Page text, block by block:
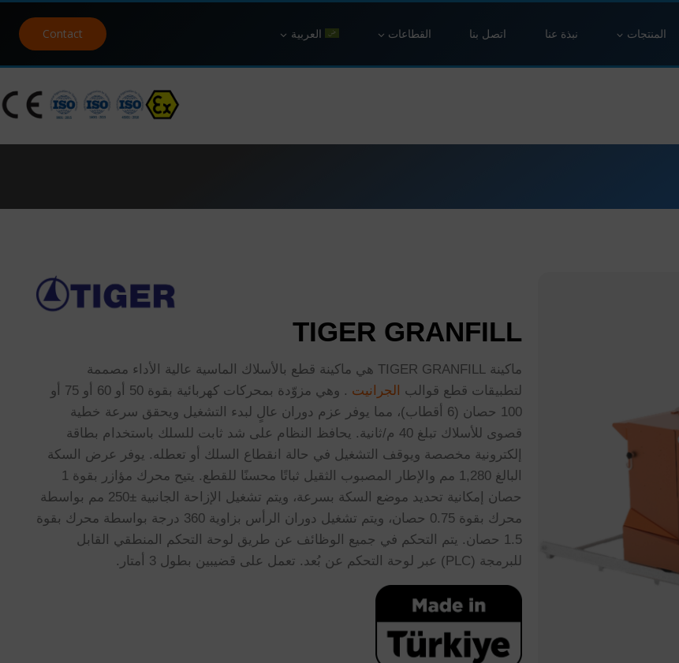
المنتجات نبذة عنا اتصل بنا القطاعات العربية Contact
TIGER GRANFILL
ماكينة TIGER GRANFILL هي ماكينة قطع بالأسلاك الماسية عالية الأداء مصممة
لتطبيقات قطع قوالب
الجرانيت
. وهي مزوّدة بمحركات كهربائية بقوة 50 أو 60 أو 75 أو
100 حصان (6 أقطاب)، مما يوفر عزم دوران عالٍ لبدء التشغيل ويحقق سرعة خطية
قصوى للأسلاك تبلغ 40 م/ثانية. يحافظ النظام على شد ثابت للسلك باستخدام بطاقة
إلكترونية مخصصة ويوقف التشغيل في حالة انقطاع السلك أو تعطله. يوفر عرض السكة
البالغ 1,280 مم والإطار المصبوب الثقيل ثباتًا محسنًا للقطع. يتيح محرك مؤازر بقوة 1
حصان إمكانية تحديد موضع السكة بسرعة، ويتم تشغيل الإزاحة الجانبية ±250 مم بواسطة
محرك بقوة 0.75 حصان، ويتم تشغيل دوران الرأس بزاوية 360 درجة بواسطة محرك بقوة
1.5 حصان. يتم التحكم في جميع الوظائف عن طريق لوحة التحكم المنطقي القابل
للبرمجة (PLC) عبر لوحة التحكم عن بُعد. تعمل على قضيبين بطول 3 أمتار.